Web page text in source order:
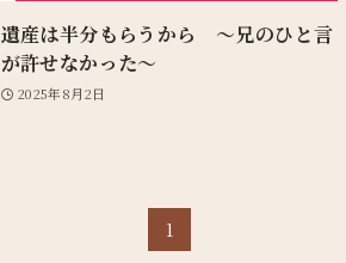
遺産は半分もらうから 〜兄のひと言
が許せなかった〜
2025年8月2日
1